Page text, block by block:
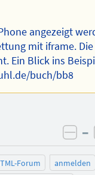
angezeigt
mit iframe.
Ein Blick ins
buch/bb8
–
Forum
anmelden